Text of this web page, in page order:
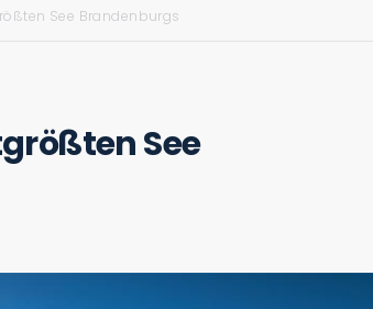
See Brandenburgs
See